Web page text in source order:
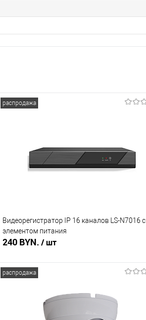
распродажа
Видеорегистратор IP 16 каналов LS-N7016 с
элементом питания
240 BYN. / шт
Купить в 1 клик
Сравнение
распродажа